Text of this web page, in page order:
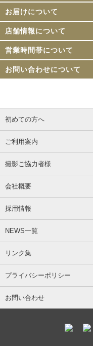
お届けについて
店舗情報について
営業時間帯について
お問い合わせについて
初めての方へ
ご利用案内
撮影ご協力者様
会社概要
採用情報
NEWS一覧
リンク集
プライバシーポリシー
お問い合わせ